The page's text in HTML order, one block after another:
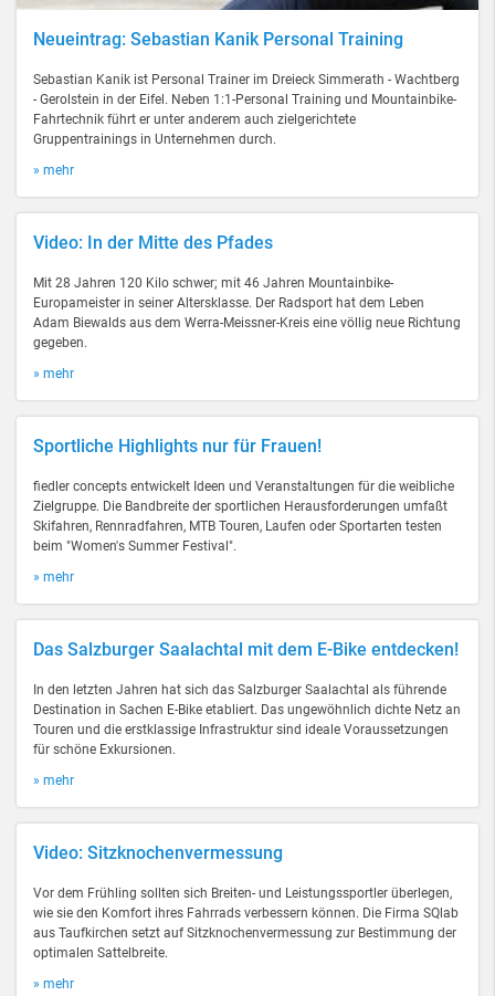
Neueintrag: Sebastian Kanik Personal Training
Sebastian Kanik ist Personal Trainer im Dreieck Simmerath - Wachtberg
- Gerolstein in der Eifel. Neben 1:1-Personal Training und Mountainbike-
Fahrtechnik führt er unter anderem auch zielgerichtete
Gruppentrainings in Unternehmen durch.
» mehr
Video: In der Mitte des Pfades
Mit 28 Jahren 120 Kilo schwer; mit 46 Jahren Mountainbike-
Europameister in seiner Altersklasse. Der Radsport hat dem Leben
Adam Biewalds aus dem Werra-Meissner-Kreis eine völlig neue Richtung
gegeben.
» mehr
Sportliche Highlights nur für Frauen!
fiedler concepts entwickelt Ideen und Veranstaltungen für die weibliche
Zielgruppe. Die Bandbreite der sportlichen Herausforderungen umfaßt
Skifahren, Rennradfahren, MTB Touren, Laufen oder Sportarten testen
beim "Women's Summer Festival".
» mehr
Das Salzburger Saalachtal mit dem E-Bike entdecken!
In den letzten Jahren hat sich das Salzburger Saalachtal als führende
Destination in Sachen E-Bike etabliert. Das ungewöhnlich dichte Netz an
Touren und die erstklassige Infrastruktur sind ideale Voraussetzungen
für schöne Exkursionen.
» mehr
Video: Sitzknochenvermessung
Vor dem Frühling sollten sich Breiten- und Leistungssportler überlegen,
wie sie den Komfort ihres Fahrrads verbessern können. Die Firma SQlab
aus Taufkirchen setzt auf Sitzknochenvermessung zur Bestimmung der
optimalen Sattelbreite.
» mehr